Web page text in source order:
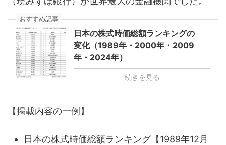
おすすめ記事
日本の株式時価総額ランキングの
変化（1989年・2000年・2009
年・2024年）
続きを見る
【掲載内容の一例】
日本の株式時価総額ランキング【1989年12月